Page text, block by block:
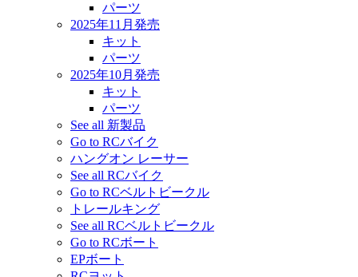
パーツ
2025年11月発売
キット
パーツ
2025年10月発売
キット
パーツ
See all 新製品
Go to RCバイク
ハングオン レーサー
See all RCバイク
Go to RCベルトビークル
トレールキング
See all RCベルトビークル
Go to RCボート
EPボート